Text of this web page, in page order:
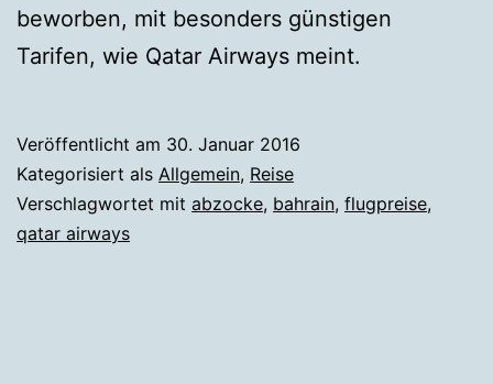
beworben, mit besonders günstigen
Tarifen, wie Qatar Airways meint.
Veröffentlicht am 30. Januar 2016
Kategorisiert als Allgemein, Reise
Verschlagwortet mit abzocke, bahrain, flugpreise,
qatar airways